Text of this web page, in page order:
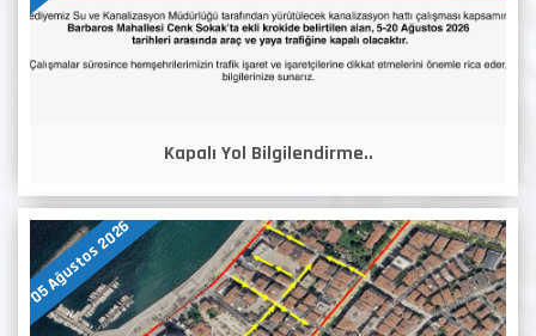
Kapalı Yol Bilgilendirme..
05 Ağustos 2026